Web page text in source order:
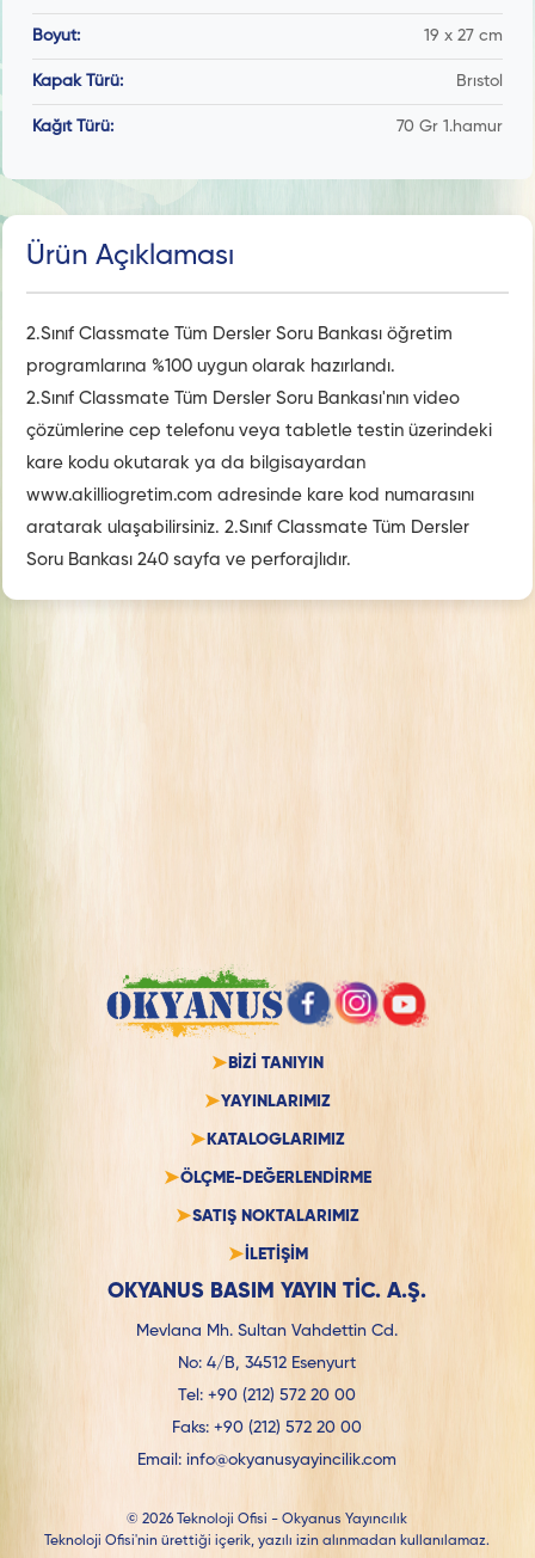
Boyut: 19 x 27 cm
Kapak Türü: Brıstol
Kağıt Türü: 70 Gr 1.hamur
Ürün Açıklaması
2.Sınıf Classmate Tüm Dersler Soru Bankası öğretim
programlarına %100 uygun olarak hazırlandı.
2.Sınıf Classmate Tüm Dersler Soru Bankası'nın video
çözümlerine cep telefonu veya tabletle testin üzerindeki
kare kodu okutarak ya da bilgisayardan
www.akilliogretim.com adresinde kare kod numarasını
aratarak ulaşabilirsiniz. 2.Sınıf Classmate Tüm Dersler
Soru Bankası 240 sayfa ve perforajlıdır.
BİZİ TANIYIN
YAYINLARIMIZ
KATALOGLARIMIZ
ÖLÇME-DEĞERLENDİRME
SATIŞ NOKTALARIMIZ
İLETİŞİM
OKYANUS BASIM YAYIN TİC. A.Ş.
Mevlana Mh. Sultan Vahdettin Cd.
No: 4/B, 34512 Esenyurt
Tel:+90 (212) 572 20 00
Faks:+90 (212) 572 20 00
Email: info@okyanusyayincilik.com
© 2026 Teknoloji Ofisi - Okyanus Yayıncılık
Teknoloji Ofisi'nin ürettiği içerik, yazılı izin alınmadan kullanılamaz.